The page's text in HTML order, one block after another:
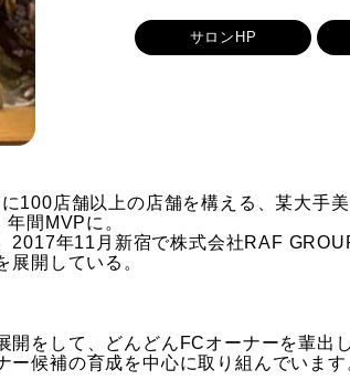
サロンHP
100店舗以上の店舗を構える、某大手美
間MVPに。
2017年11月新宿で株式会社RAF
開している。
をして、どんどんFCオーナーを輩出
候補の育成を中心に取り組んでいます